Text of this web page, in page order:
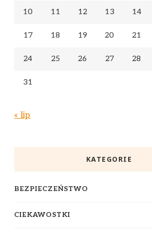
10 11 12 13 14
17 18 19 20 21
24 25 26 27 28
31
« lip
KATEGORIE
BEZPIECZEŃSTWO
CIEKAWOSTKI